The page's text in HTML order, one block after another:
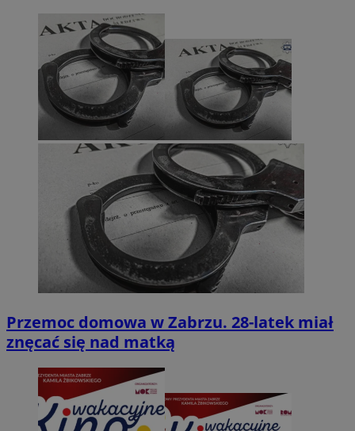
Przemoc domowa w Zabrzu. 28-latek miał
znęcać się nad matką